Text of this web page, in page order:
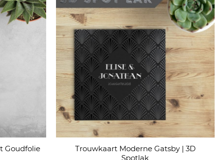
Goudfolie
Trouwkaart Moderne Gatsby | 3D
Spotlak